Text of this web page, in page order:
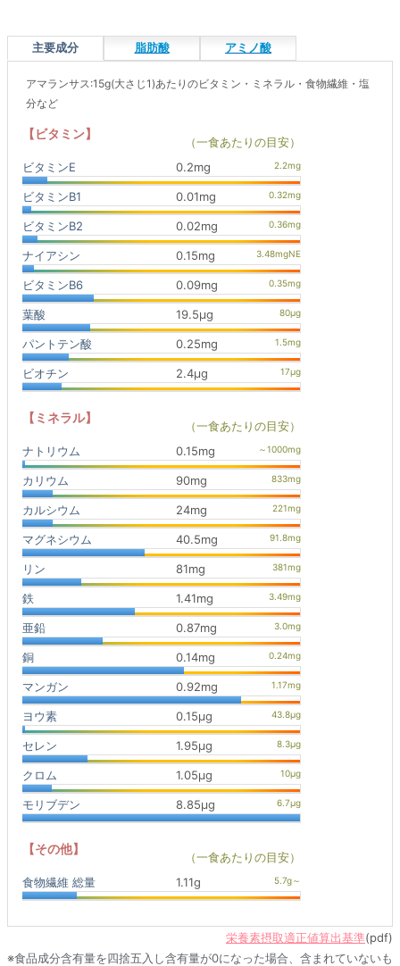
主要成分 脂肪酸 アミノ酸
アマランサス:15g(大さじ1)あたりのビタミン・ミネラル・食物繊維・塩
分など
【ビタミン】
（一食あたりの目安）
ビタミンE
0.2mg
ビタミンB1 0.01mg
ビタミンB2 0.02mg
ナイアシン 0.15mg
ビタミンB6 0.09mg
葉酸 19.5μg
パントテン酸 0.25mg
ビオチン 2.4μg
【ミネラル】
（一食あたりの目安）
ナトリウム
0.15mg
カリウム 90mg
カルシウム 24mg
マグネシウム 40.5mg
リン 81mg
鉄 1.41mg
亜鉛 0.87mg
銅 0.14mg
マンガン 0.92mg
ヨウ素 0.15μg
セレン 1.95μg
クロム 1.05μg
モリブデン 8.85μg
【その他】
（一食あたりの目安）
食物繊維 総量
1.11g
栄養素摂取適正値算出基準(pdf)
※食品成分含有量を四捨五入し含有量が0になった場合、含まれていないも